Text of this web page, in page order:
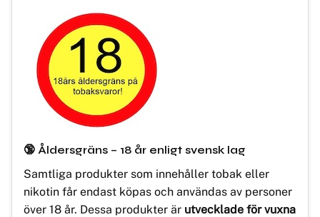
🔞 Åldersgräns – 18 år enligt svensk lag
Samtliga produkter som innehåller tobak eller
nikotin får endast köpas och användas av personer
över 18 år. Dessa produkter är utvecklade för vuxna